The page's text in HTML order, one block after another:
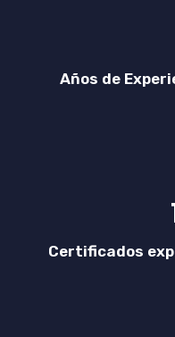
Años de
Certificados